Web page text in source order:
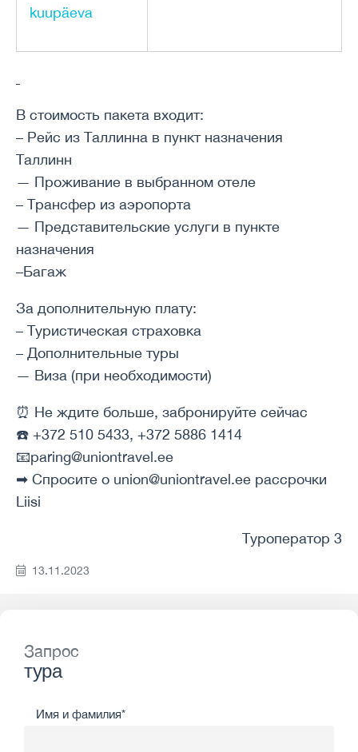
kuupäeva
В стоимость пакета входит:
– Рейс из Таллинна в пункт назначения
Таллинн
— Проживание в выбранном отеле
– Трансфер из аэропорта
— Представительские услуги в пункте
назначения
–Багаж
За дополнительную плату:
– Туристическая страховка
– Дополнительные туры
— Виза (при необходимости)
⏰ Не ждите больше, забронируйте сейчас
☎️ +372 510 5433, +372 5886 1414
📧paring@uniontravel.ee
➡ Спросите о union@uniontravel.ee рассрочки
Liisi
Туроператор 3
13.11.2023
Запрос
тура
Имя и фамилия*